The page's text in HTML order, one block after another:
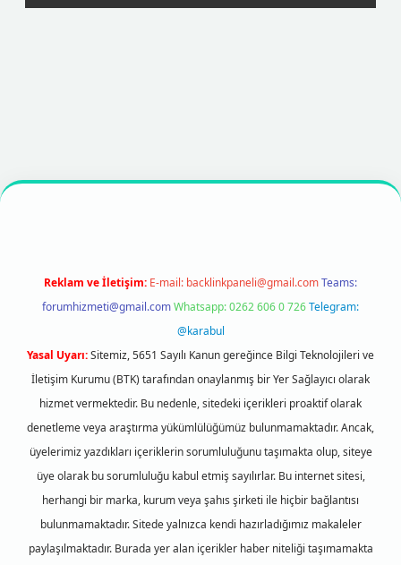
betexperhttps://betexpergir.net/
Reklam ve İletişim: E-mail: backlinkpaneli@gmail.comTeams:
forumhizmeti@gmail.comWhatsapp: 0262 606 0 726Telegram:
@karabul
Yasal Uyarı:Sitemiz, 5651 Sayılı Kanun gereğince Bilgi Teknolojileri ve
İletişim Kurumu (BTK) tarafından onaylanmış bir Yer Sağlayıcı olarak
hizmet vermektedir. Bu nedenle, sitedeki içerikleri proaktif olarak
denetleme veya araştırma yükümlülüğümüz bulunmamaktadır. Ancak,
üyelerimiz yazdıkları içeriklerin sorumluluğunu taşımakta olup, siteye
üye olarak bu sorumluluğu kabul etmiş sayılırlar. Bu internet sitesi,
herhangi bir marka, kurum veya şahıs şirketi ile hiçbir bağlantısı
bulunmamaktadır. Sitede yalnızca kendi hazırladığımız makaleler
paylaşılmaktadır. Burada yer alan içerikler haber niteliği taşımamakta